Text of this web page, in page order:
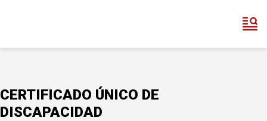
CERTIFICADO ÚNICO DE
DISCAPACIDAD